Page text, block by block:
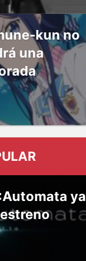
kun no
una
ya